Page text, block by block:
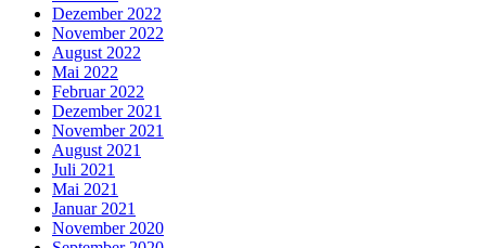
Dezember 2022
November 2022
August 2022
Mai 2022
Februar 2022
Dezember 2021
November 2021
August 2021
Juli 2021
Mai 2021
Januar 2021
November 2020